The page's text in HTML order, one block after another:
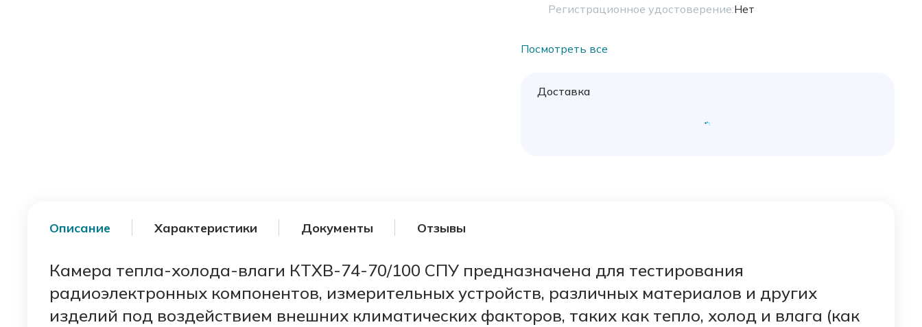
Регистрационное удостоверение:Нет
Посмотреть все
Доставка
Описание Характеристики Документы Отзывы
Камера тепла-холода-влаги КТХВ-74-70/100 СПУ предназначена для тестирования
радиоэлектронных компонентов, измерительных устройств, различных материалов и других
изделий под воздействием внешних климатических факторов, таких как тепло, холод и влага (как